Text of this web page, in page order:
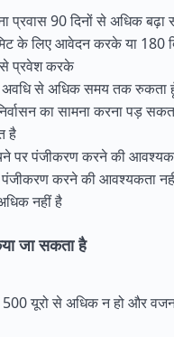
प्रवास 90 दिनों से अधिक बढ़ा
के लिए आवेदन करके या 180
प्रवेश करके
से अधिक समय तक रुकता हूँ
का सामना करना पड़
है
पर पंजीकरण करने की
पंजीकरण करने की आवश्यकता
नहीं है
जा सकता है
500 यूरो से अधिक न हो और